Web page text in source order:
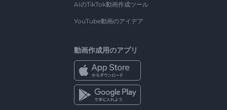
AIのTikTok動画作成ツール
YouTube動画のアイデア
動画作成用のアプリ